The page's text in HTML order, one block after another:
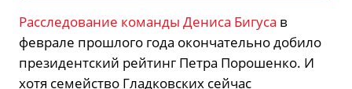
Расследование команды Дениса Бигуса в
феврале прошлого года окончательно добило
президентский рейтинг Петра Порошенко. И
хотя семейство Гладковских сейчас